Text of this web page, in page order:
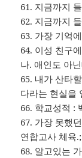
61. 지금까지
62. 지금까지
63. 가장 기억
64. 이성 친구
나. 애인도 아
65. 내가 산타
다라는 현실을
66. 학교성적 :
67. 가장 못했
연합고사 체육.;
68. 알고있는